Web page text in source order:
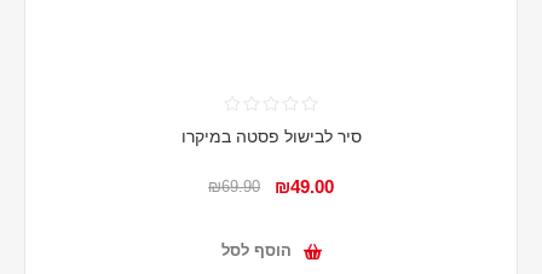
סיר לבישול פסטה במיקרו
₪49.00
₪69.90
הוסף לסל